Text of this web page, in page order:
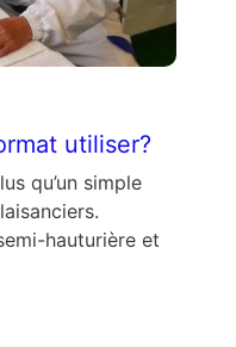
utiliser?
qu’un simple
hauturière et